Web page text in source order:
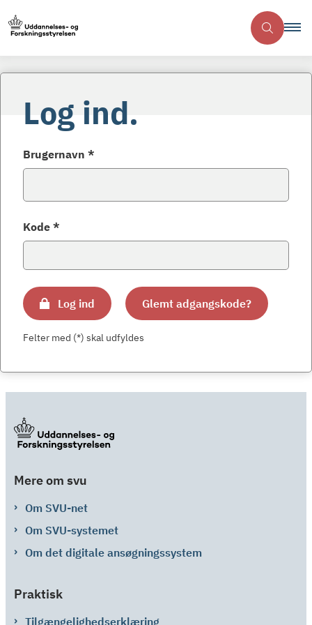
Log ind.
Brugernavn *
Kode *
Log ind Glemt adgangskode?
Felter med (*) skal udfyldes
Mere om svu
Om SVU-net
Om SVU-systemet
Om det digitale ansøgningssystem
Praktisk
Tilgængelighedserklæring